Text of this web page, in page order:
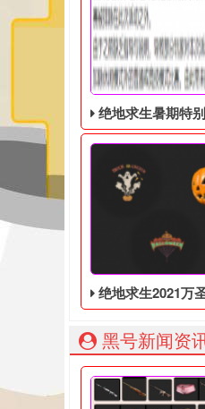
绝地求生暑期特
绝地求生2021万圣节活动，奇
黑号新闻资